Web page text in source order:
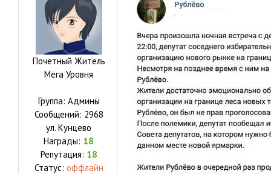
Почетный Житель
Мега Уровня
Группа: Админы
Сообщений: 2968
ул. Кунцево
Награды: 18
Репутация: 18
Статус: оффлайн